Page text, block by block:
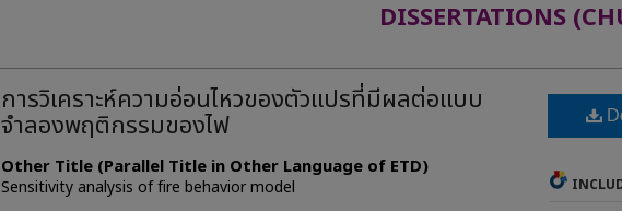
DISSERTATIONS
การวิเคราะห์ความอ่อนไหวของตัวแปรที่มีผลต่อแบบ
จำลองพฤติกรรมของไฟ
Other Title (Parallel Title in Other Language of ETD)
Sensitivity analysis of fire behavior model